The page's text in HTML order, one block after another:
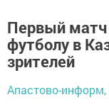
Первый матч
футболу в
зрителей
Апастово-информ,